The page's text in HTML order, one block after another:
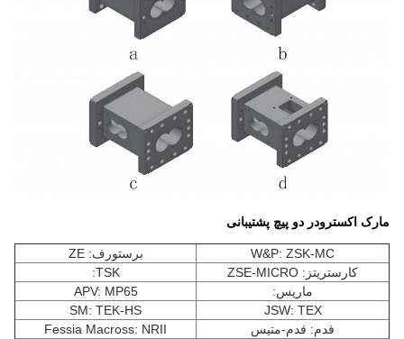
مارک اکسترودر دو پیچ پشتیبانی
W&P: ZSK-MC
برستورف: ZE
کارستریتز: ZSE-MICRO
TSK:
ماريس:
APV: MP65
JSW: TEX
SM: TEK-HS
فدم: فدم-متیس
Fessia Macross: NRII